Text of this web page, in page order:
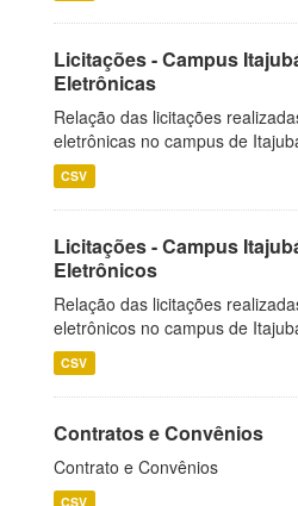
Licitações - Campus
Eletrônicas
Relação das licitações
eletrônicas no campus de
CSV
Licitações - Campus
Eletrônicos
Relação das licitações
eletrônicos no campus de
CSV
Contratos e Convênios
Contrato e Convênios
CSV